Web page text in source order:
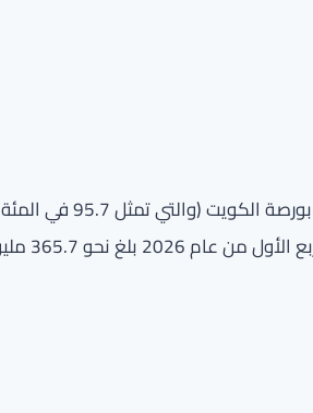
ذكر تقرير اقتصادي متخصص أن
المدرجة